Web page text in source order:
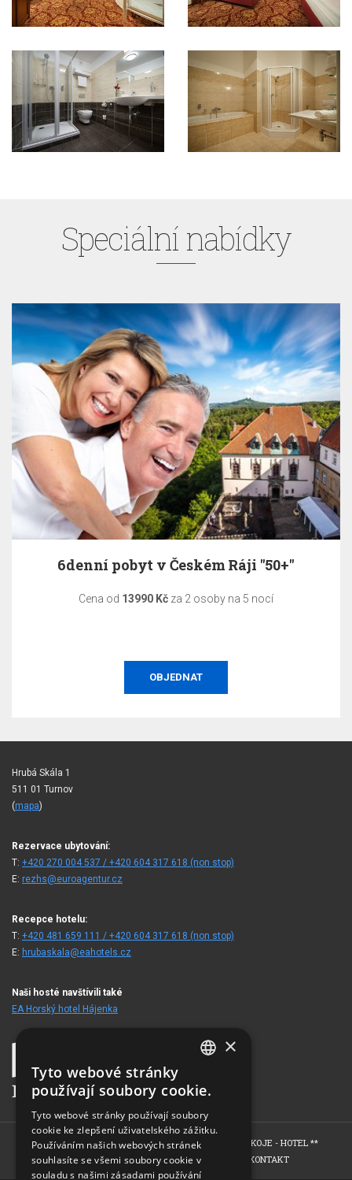
Speciální nabídky
6denní pobyt v Českém Ráji "50+"
Cena od 13990 Kč za 2 osoby na 5 nocí
OBJEDNAT
Hrubá Skála 1
511 01 Turnov
(mapa)
Rezervace ubytování:
T: +420 270 004 537 / +420 604 317 618 (non stop)
E: rezhs@euroagentur.cz
Recepce hotelu:
T: +420 481 659 111 / +420 604 317 618 (non stop)
E: hrubaskala@eahotels.cz
Naši hosté navštívili také
EA Horský hotel Hájenka
HOME O HOTELU POKOJE - HOTEL ****
POKOJE - HOTEL **
WELLNESS - EDEN SPA
FOTOGALERIE KONTAKT
GERMAN
×
Tyto webové stránky
používají soubory cookie.
Tyto webové stránky používají soubory
cookie ke zlepšení uživatelského zážitku.
Používáním našich webových stránek
souhlasíte se všemi soubory cookie v
souladu s našimi zásadami používání